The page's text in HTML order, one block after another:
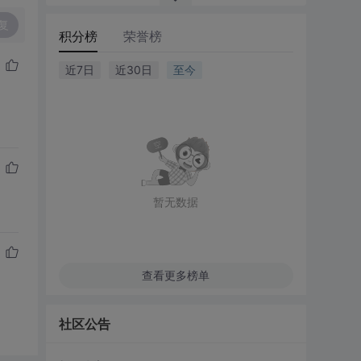
积分榜 荣誉榜
近7日 近30日 至今
暂无数据
查看更多榜单
社区公告